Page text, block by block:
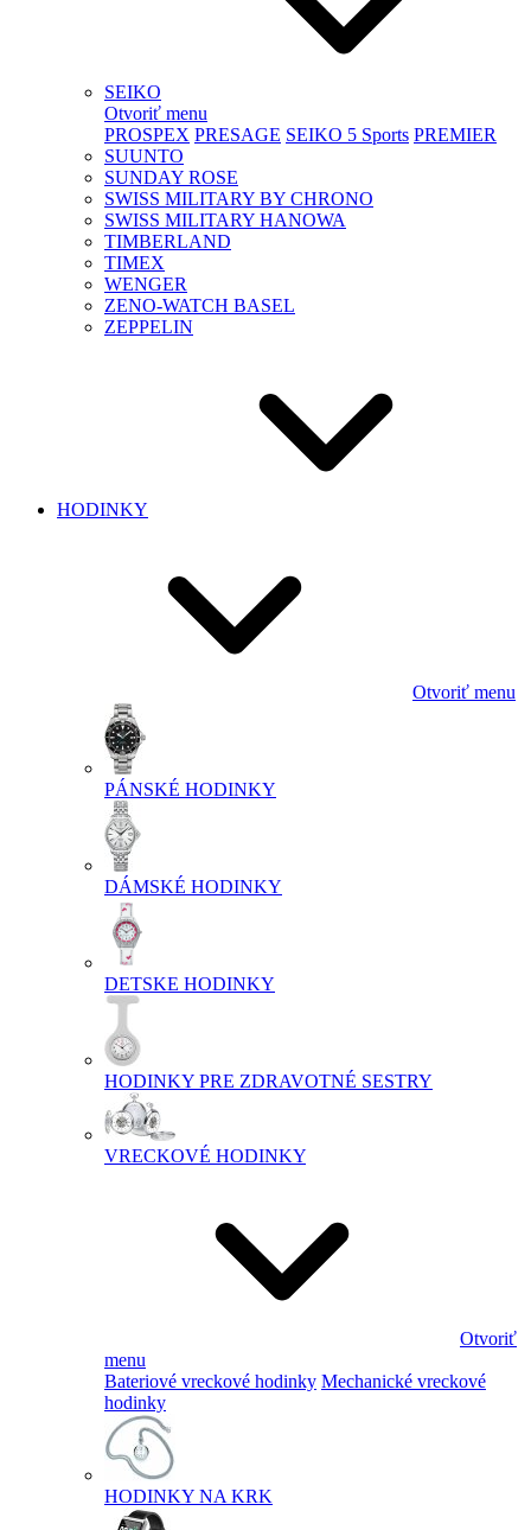
SEIKO
Otvoriť menu
PROSPEX PRESAGE SEIKO 5 Sports PREMIER
SUUNTO
SUNDAY ROSE
SWISS MILITARY BY CHRONO
SWISS MILITARY HANOWA
TIMBERLAND
TIMEX
WENGER
ZENO-WATCH BASEL
ZEPPELIN
HODINKY
Otvoriť menu
PÁNSKÉ HODINKY
DÁMSKÉ HODINKY
DETSKE HODINKY
HODINKY PRE ZDRAVOTNÉ SESTRY
VRECKOVÉ HODINKY
Otvoriť
menu
Bateriové vreckové hodinky Mechanické vreckové
hodinky
HODINKY NA KRK